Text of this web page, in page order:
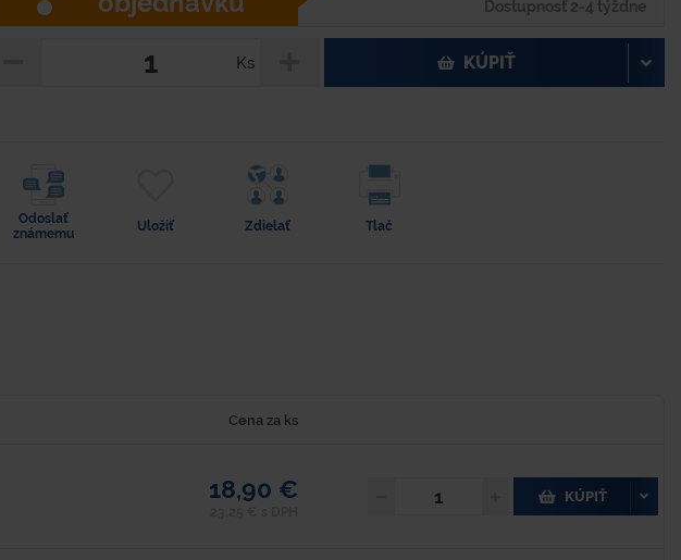
Dostupnosť 2-4 týždne
Ks KÚPIŤ
Odoslať
známemu
Uložiť Zdielať Tlač
Cena za ks
18,90 € KÚPIŤ